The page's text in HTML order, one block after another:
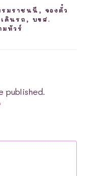
มราชนนี , จองตั๋ว
เดินรถ , บขส.
มทัวร์
published.